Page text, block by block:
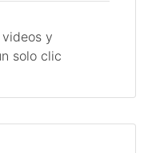
y
solo clic